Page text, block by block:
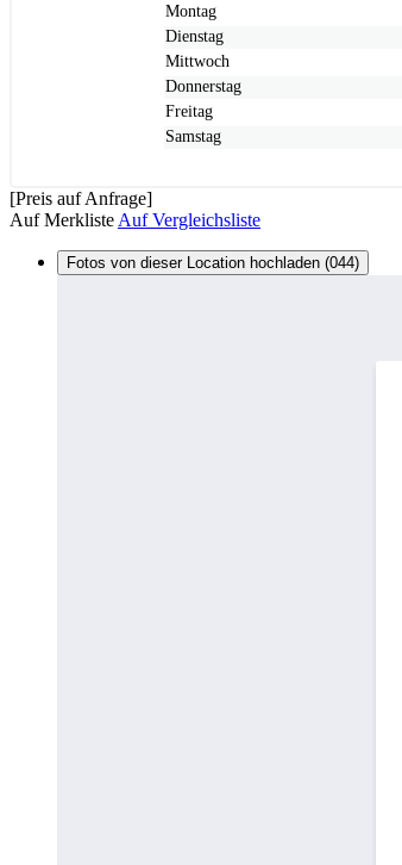
Montag
Dienstag
Mittwoch
Donnerstag
Freitag
Samstag
[Preis auf Anfrage]
Auf Merkliste Auf Vergleichsliste
Fotos von dieser Location hochladen (044)